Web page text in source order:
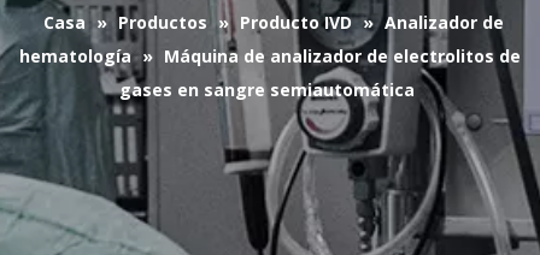
Casa » Productos » Producto IVD » Analizador de
hematología » Máquina de analizador de electrolitos de
gases en sangre semiautomática